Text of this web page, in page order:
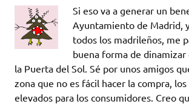
Si eso va a generar un
Ayuntamiento de Madrid,
todos los madrileños, me
buena forma de dinamizar
la Puerta del Sol. Sé por unos amigos
zona que no es fácil hacer la compra,
elevados para los consumidores. Creo